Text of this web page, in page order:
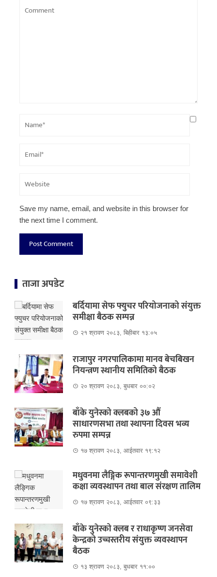
Save my name, email, and website in this browser for
the next time I comment.
ताजा अपडेट
बर्दियामा सेफ फ्युचर परियोजनाको संयुक्त
समीक्षा बैठक सम्पन्न
२१ श्रावण २०८३, बिहीबार १३:०५
राजापुर नगरपालिकामा मानव बेचबिखन
नियन्त्रण स्थानीय समितिको बैठक
२० श्रावण २०८३, बुधबार ००:०२
बाँके युनेस्को क्लबको ३७ औं
साधारणसभा तथा स्थापना दिवस भव्य
रुपमा सम्पन्न
१७ श्रावण २०८३, आईतवार १९:१२
मधुवनमा लैङ्गिक रूपान्तरणमुखी समावेशी
कक्षा व्यवस्थापन तथा बाल संरक्षण तालिम
१७ श्रावण २०८३, आईतवार ०९:३३
बाँके युनेस्को क्लब र राधाकृष्ण जनसेवा
केन्द्रको उच्चस्तरीय संयुक्त व्यवस्थापन
बैठक
१३ श्रावण २०८३, बुधबार ११:००